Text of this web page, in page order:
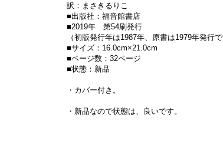
訳：まさきるりこ
■出版社：福音館書店
■2019年 第54刷発行
（初版発行年は1987年、原書は1979年発行
■サイズ：16.0cm×21.0cm
■ページ数：32ページ
■状態：新品
・カバー付き。
・新品なので状態は、良いです。